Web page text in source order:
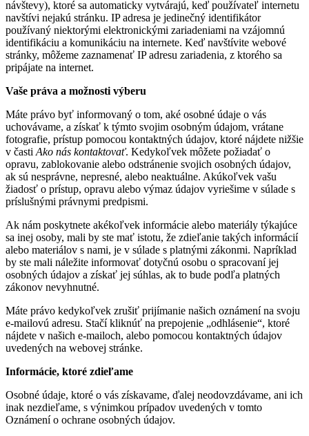
návštevy), ktoré sa automaticky vytvárajú, keď používateľ internetu
navštívi nejakú stránku. IP adresa je jedinečný identifikátor
používaný niektorými elektronickými zariadeniami na vzájomnú
identifikáciu a komunikáciu na internete. Keď navštívite webové
stránky, môžeme zaznamenať IP adresu zariadenia, z ktorého sa
pripájate na internet.
Vaše práva a možnosti výberu
Máte právo byť informovaný o tom, aké osobné údaje o vás
uchovávame, a získať k týmto svojim osobným údajom, vrátane
fotografie, prístup pomocou kontaktných údajov, ktoré nájdete nižšie
v časti Ako nás kontaktovať. Kedykoľvek môžete požiadať o
opravu, zablokovanie alebo odstránenie svojich osobných údajov,
ak sú nesprávne, nepresné, alebo neaktuálne. Akúkoľvek vašu
žiadosť o prístup, opravu alebo výmaz údajov vyriešime v súlade s
príslušnými právnymi predpismi.
Ak nám poskytnete akékoľvek informácie alebo materiály týkajúce
sa inej osoby, mali by ste mať istotu, že zdieľanie takých informácií
alebo materiálov s nami, je v súlade s platnými zákonmi. Napríklad
by ste mali náležite informovať dotyčnú osobu o spracovaní jej
osobných údajov a získať jej súhlas, ak to bude podľa platných
zákonov nevyhnutné.
Máte právo kedykoľvek zrušiť prijímanie našich oznámení na svoju
e-mailovú adresu. Stačí kliknúť na prepojenie „odhlásenie“, ktoré
nájdete v našich e-mailoch, alebo pomocou kontaktných údajov
uvedených na webovej stránke.
Informácie, ktoré zdieľame
Osobné údaje, ktoré o vás získavame, ďalej neodovzdávame, ani ich
inak nezdieľame, s výnimkou prípadov uvedených v tomto
Oznámení o ochrane osobných údajov.